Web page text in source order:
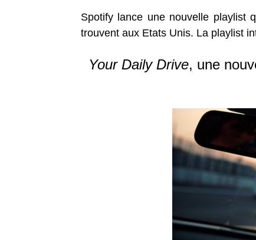
Spotify lance une nouvelle playlist
trouvent aux Etats Unis. La playlist
Your Daily Drive, une